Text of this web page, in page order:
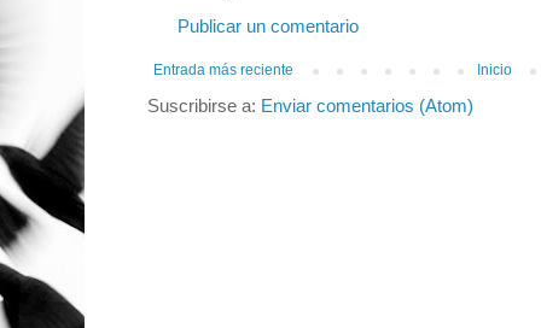
Publicar un comentario
Entrada más reciente Inicio
Suscribirse a: Enviar comentarios (Atom)